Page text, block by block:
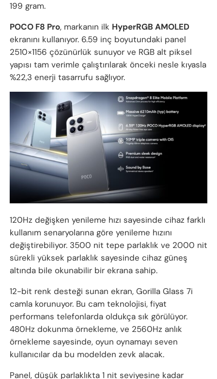
199 gram.
POCO F8 Pro, markanın ilk HyperRGB AMOLED
ekranını kullanıyor. 6.59 inç boyutundaki panel
2510×1156 çözünürlük sunuyor ve RGB alt piksel
yapısı tam verimle çalıştırılarak önceki nesle kıyasla
%22,3 enerji tasarrufu sağlıyor.
120Hz değişken yenileme hızı sayesinde cihaz farklı
kullanım senaryolarına göre yenileme hızını
değiştirebiliyor. 3500 nit tepe parlaklık ve 2000 nit
sürekli yüksek parlaklık sayesinde cihaz güneş
altında bile okunabilir bir ekrana sahip.
12-bit renk desteği sunan ekran, Gorilla Glass 7i
camla korunuyor. Bu cam teknolojisi, fiyat
performans telefonlarda oldukça sık görülüyor.
480Hz dokunma örnekleme, ve 2560Hz anlık
örnekleme sayesinde, oyun oynamayı seven
kullanıcılar da bu modelden zevk alacak.
Panel, düşük parlaklıkta 1 nit seviyesine kadar